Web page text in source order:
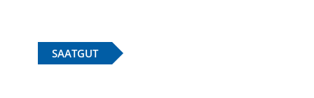
SAATGUT